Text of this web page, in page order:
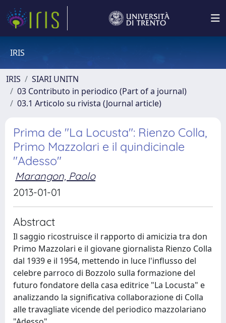
IRIS
IRIS
SIARI UNITN
03 Contributo in periodico (Part of a journal)
03.1 Articolo su rivista (Journal article)
Prima de "La Locusta": Rienzo Colla,
Primo Mazzolari e il quindicinale
"Adesso"
Marangon, Paolo
2013-01-01
Abstract
Il saggio ricostruisce il rapporto di amicizia tra don
Primo Mazzolari e il giovane giornalista Rienzo Colla
dal 1939 e il 1954, mettendo in luce l'influsso del
celebre parroco di Bozzolo sulla formazione del
futuro fondatore della casa editrice "La Locusta" e
analizzando la significativa collaborazione di Colla
alle travagliate vicende del periodico mazzolariano